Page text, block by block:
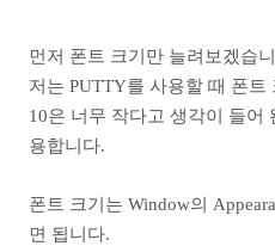
먼저 폰트 크기만 늘려보겠습
저는 PUTTY를 사용할 때 폰트
10은 너무 작다고 생각이 들어
용합니다.
폰트 크기는 Window의
면 됩니다.